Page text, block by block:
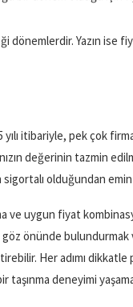
dönemlerdir. Yazın ise
itibariyle, pek çok
değerinin tazmin
sigortalı olduğundan
ve uygun fiyat
önünde
Her adımı dikkatle
deneyimi